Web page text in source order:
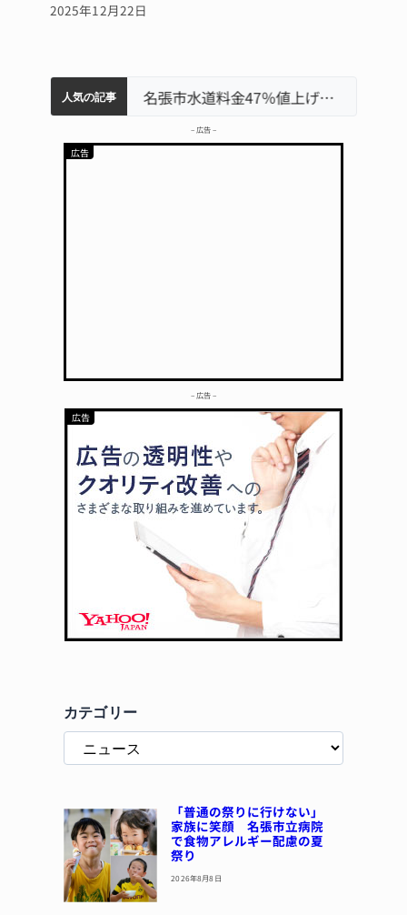
2025年12月22日
人気の記事 名張市水道料金47％値上げへ 答申案、審議会で大筋まとまる
器物損壊容疑で83歳女逮捕 伊賀署
中学校の陶壁モニュメント 地元建設会社がボランティアで清掃 伊賀名張市立病院のDMAT、熊本地震の被災地へ 能登以来3回目の派遣
「息子が妊娠させた」母娘だまされ400万円詐欺被害 名張
– 広告 –
– 広告 –
カテゴリー
「普通の祭りに行けない」
家族に笑顔 名張市立病院
で食物アレルギー配慮の夏
祭り
2026年8月8日